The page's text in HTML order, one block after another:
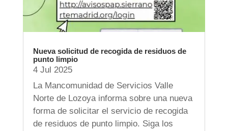
Nueva solicitud de recogida de residuos de
punto limpio
4 Jul 2025
La Mancomunidad de Servicios Valle
Norte de Lozoya informa sobre una nueva
forma de solicitar el servicio de recogida
de residuos de punto limpio. Siga los